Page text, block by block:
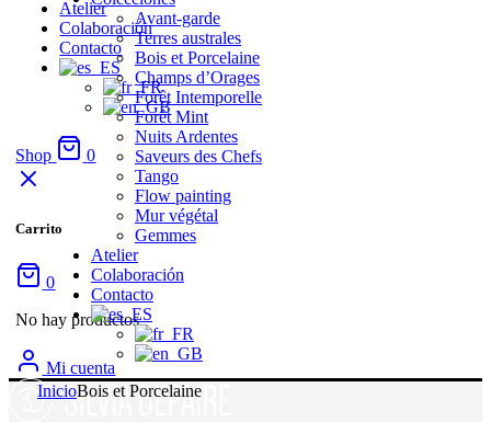
Atelier
Colaboración
Contacto
Shop 0
Carrito
0
No hay productos
Mi cuenta
Avant-garde
Terres australes
Bois et Porcelaine
Champs d’Orages
Forêt Intemporelle
Forêt Mint
Nuits Ardentes
Saveurs des Chefs
Tango
Flow painting
Mur végétal
Gemmes
Atelier
Colaboración
Contacto
InicioBois et Porcelaine